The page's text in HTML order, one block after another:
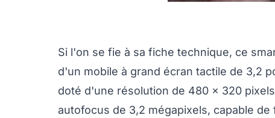
Si l'on se fie à sa fiche technique, ce
d'un mobile à grand écran tactile de 3,2
doté d'une résolution de 480 x 320
autofocus de 3,2 mégapixels, capable